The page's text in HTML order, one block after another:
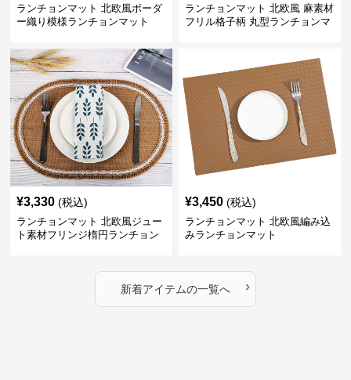
ランチョンマット 北欧風ボーダ
ー織り模様ランチョンマット
ランチョンマット 北欧風 麻素材
フリル格子柄 丸型ランチョンマ
¥3,330 (税込)
ランチョンマット 北欧風ジュー
ト素材フリンジ楕円ランチョン
¥3,450 (税込)
ランチョンマット 北欧風編み込
みランチョンマット
新着アイテムの一覧へ ›